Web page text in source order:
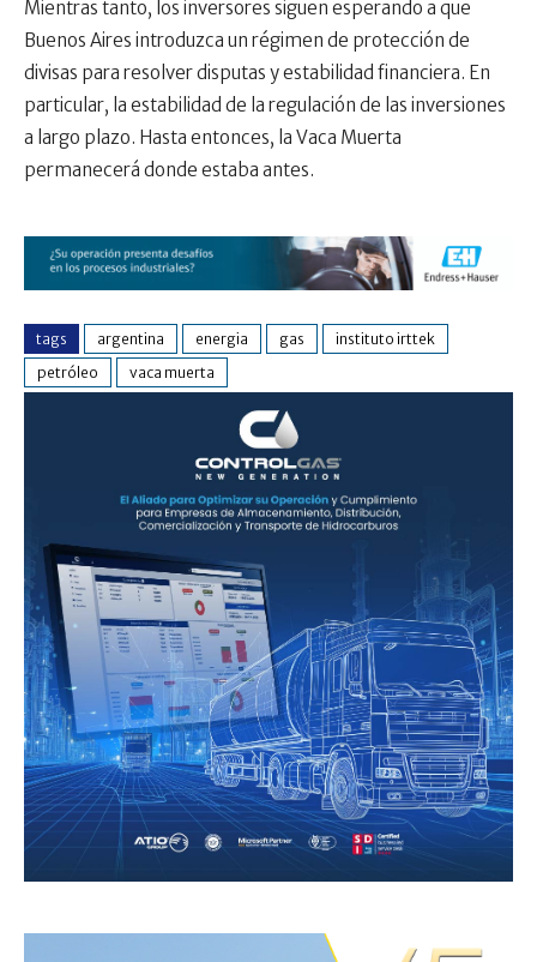
Mientras tanto, los inversores siguen esperando a que
Buenos Aires introduzca un régimen de protección de
divisas para resolver disputas y estabilidad financiera. En
particular, la estabilidad de la regulación de las inversiones
a largo plazo. Hasta entonces, la Vaca Muerta
permanecerá donde estaba antes.
tags argentina energia gas
instituto irttek
petróleo
vaca muerta